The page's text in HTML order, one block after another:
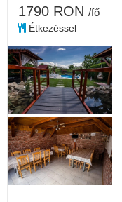
1790 RON /fő
Étkezéssel